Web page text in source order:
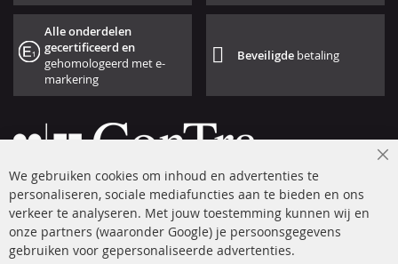
Alle onderdelen
gecertificeerd en
gehomologeerd met e-
markering
Beveiligde betaling
+49 (0) 4533 799 00 0
ma-do: 09-17 u, vr Fr 09-16 u
info@contra-automotive.de
We gebruiken cookies om inhoud en advertenties te
personaliseren, sociale mediafuncties aan te bieden en ons
verkeer te analyseren. Met jouw toestemming kunnen wij en
onze partners (waaronder Google) je persoonsgegevens
gebruiken voor gepersonaliseerde advertenties.